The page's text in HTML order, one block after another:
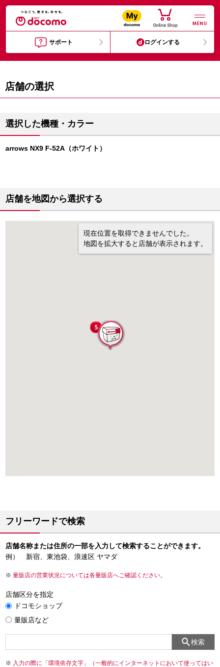
MENU
サポート ログインする
店舗の選択
選択した機種・カラー
arrows NX9 F-52A（ホワイト）
店舗を地図から選択する
現在位置を取得できませんでした。
地図を拡大すると店舗が表示されます。
フリーワードで検索
店舗名称または住所の一部を入力して検索することができます。
例） 新宿、東池袋、浪速区 ヤマダ
量販店の営業状況については各量販店へご確認ください。
店舗区分を指定
ドコモショップ
量販店など
検索
入力の際に「環境依存文字」（一般的にインターネットにおいて使ってはい